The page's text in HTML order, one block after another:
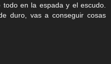
en la espada y el escudo.
duro, vas a conseguir cosas